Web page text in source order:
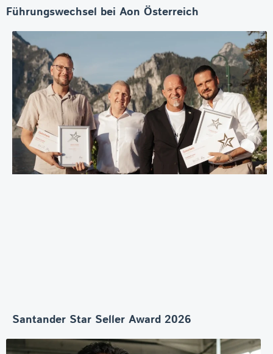
Führungswechsel bei Aon Österreich
Santander Star Seller Award 2026